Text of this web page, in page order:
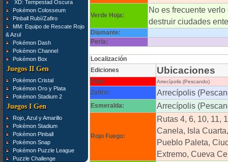
XD: Tempestad Oscura
Pokémon Colosseum
Pinball Rubí/Zafiro
MM: Equipo de Rescate Rojo
& Azul
Pokémon Dash
Pokémon Channel
Pokémon Box
Juegos II Gen
Pokémon Cristal
Pokémon Oro y Plata
Pokémon Stadium 2
Juegos I Gen
Rojo, Azul y Amarillo
Pokémon Stadium
Pokémon Pinball
Pokémon Snap
Pokémon Puzzle League
Puzzle Challenge
Verde Hoja:
No es frecuente
destruir ciudades
Diamante:
Perla:
Localización
Ediciones
Ubicaciones
Rubí: Arrecípolis (Pescando)
Zafiro: Arrecípolis
Esmeralda: Arrecípolis
Rojo Fuego:
Rutas 4, 6, 10, 11,
Canela, Isla
Pueblo Paleta,
Extremo, Cueva